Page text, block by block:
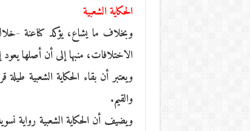
الحكاية الشعبية
وبخلاف ما يشاع، يؤكد كناعنة -
الاختلافات، منبها إلى أن أصلها يعود
ويعتبر أن بقاء الحكاية الشعبية
والقيم.
ويضيف أن الحكاية الشعبية رواية